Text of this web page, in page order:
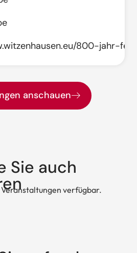
800-jahr-
anschauen
Sie auch
verfügbar.